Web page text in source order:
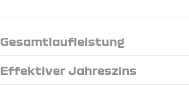
Gesamtlaufleistung
Effektiver Jahreszins